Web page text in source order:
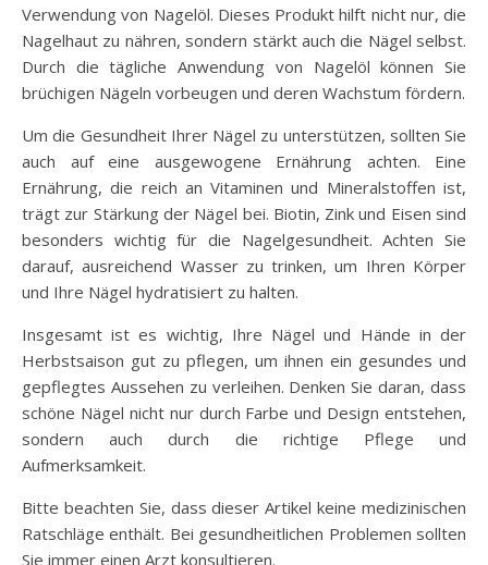
Verwendung von Nagelöl. Dieses Produkt hilft nicht nur, die
Nagelhaut zu nähren, sondern stärkt auch die Nägel selbst.
Durch die tägliche Anwendung von Nagelöl können Sie
brüchigen Nägeln vorbeugen und deren Wachstum fördern.
Um die Gesundheit Ihrer Nägel zu unterstützen, sollten Sie
auch auf eine ausgewogene Ernährung achten. Eine
Ernährung, die reich an Vitaminen und Mineralstoffen ist,
trägt zur Stärkung der Nägel bei. Biotin, Zink und Eisen sind
besonders wichtig für die Nagelgesundheit. Achten Sie
darauf, ausreichend Wasser zu trinken, um Ihren Körper
und Ihre Nägel hydratisiert zu halten.
Insgesamt ist es wichtig, Ihre Nägel und Hände in der
Herbstsaison gut zu pflegen, um ihnen ein gesundes und
gepflegtes Aussehen zu verleihen. Denken Sie daran, dass
schöne Nägel nicht nur durch Farbe und Design entstehen,
sondern auch durch die richtige Pflege und
Aufmerksamkeit.
Bitte beachten Sie, dass dieser Artikel keine medizinischen
Ratschläge enthält. Bei gesundheitlichen Problemen sollten
Sie immer einen Arzt konsultieren.